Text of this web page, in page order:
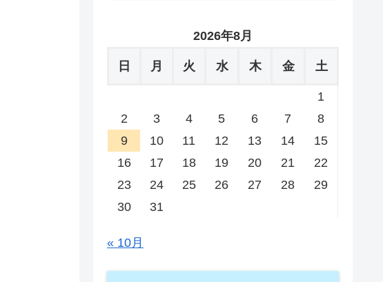
2026年8月
日 月 火 水 木 金 土
1
2
3 4 5 6 7
8
9
10 11 12 13 14
15
16
17 18 19 20 21
22
23
24 25 26 27 28
29
30
31
« 10月